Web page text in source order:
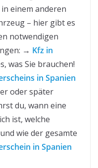
einem anderen
– hier gibt es
notwendigen
→ Kfz in
was Sie brauchen!
in Spanien
oder später
du, wann eine
ist, welche
wie der gesamte
in Spanien